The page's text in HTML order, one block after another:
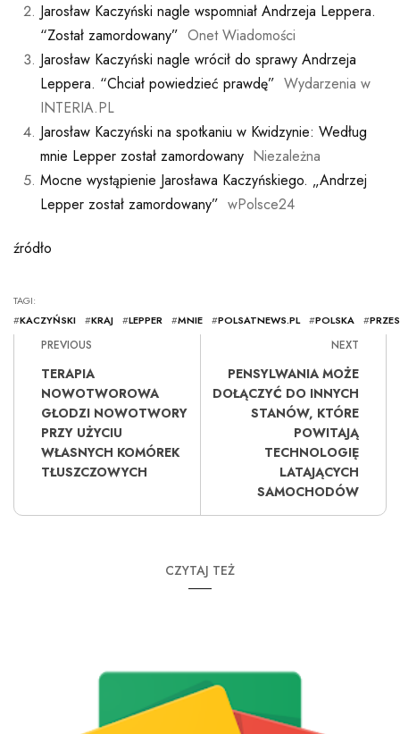
Jarosław Kaczyński nagle wspomniał Andrzeja Leppera.
“Został zamordowany” Onet Wiadomości
Jarosław Kaczyński nagle wrócił do sprawy Andrzeja
Leppera. “Chciał powiedzieć prawdę” Wydarzenia w
INTERIA.PL
Jarosław Kaczyński na spotkaniu w Kwidzynie: Według
mnie Lepper został zamordowany Niezależna
Mocne wystąpienie Jarosława Kaczyńskiego. „Andrzej
Lepper został zamordowany” wPolsce24
źródło
TAGI:
#KACZYŃSKI #KRAJ #LEPPER #MNIE #POLSATNEWS.PL #POLSKA #
PREVIOUS
TERAPIA
NOWOTWOROWA
GŁODZI NOWOTWORY
PRZY UŻYCIU
WŁASNYCH KOMÓREK
TŁUSZCZOWYCH
NEXT
PENSYLWANIA MOŻE
DOŁĄCZYĆ DO INNYCH
STANÓW, KTÓRE
POWITAJĄ
TECHNOLOGIĘ
LATAJĄCYCH
SAMOCHODÓW
CZYTAJ TEŻ